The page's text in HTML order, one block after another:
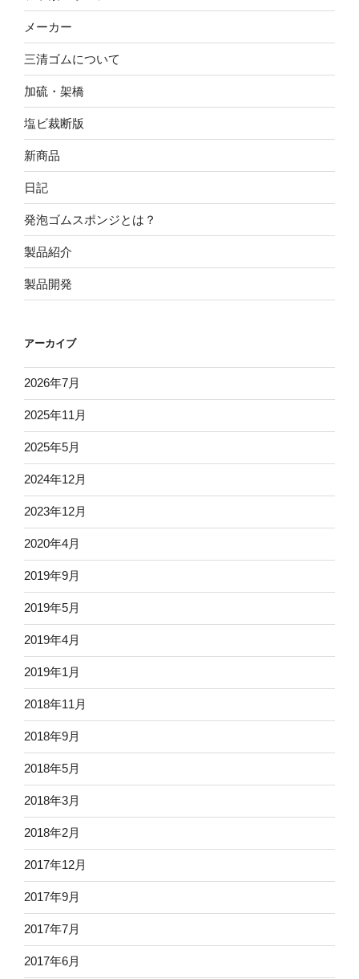
メーカー
三清ゴムについて
加硫・架橋
塩ビ裁断版
新商品
日記
発泡ゴムスポンジとは？
製品紹介
製品開発
アーカイブ
2026年7月
2025年11月
2025年5月
2024年12月
2023年12月
2020年4月
2019年9月
2019年5月
2019年4月
2019年1月
2018年11月
2018年9月
2018年5月
2018年3月
2018年2月
2017年12月
2017年9月
2017年7月
2017年6月